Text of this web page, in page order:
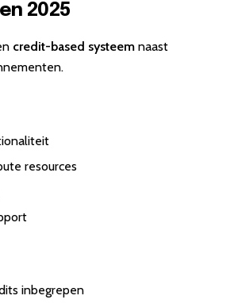
2025
credit-based systeem naast
resources
inbegrepen